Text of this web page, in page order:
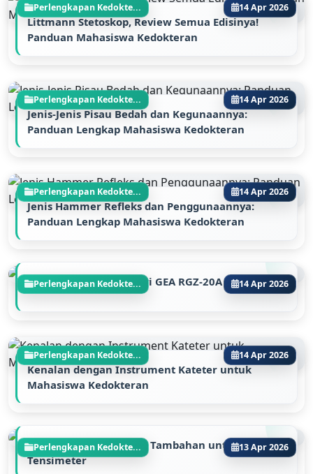
Perlengkapan Kedokte... 14 Apr 2026
Littmann Stetoskop, Review Semua Edisinya!
Panduan Mahasiswa Kedokteran
Perlengkapan Kedokte... 14 Apr 2026
Jenis-Jenis Pisau Bedah dan Kegunaannya:
Panduan Lengkap Mahasiswa Kedokteran
Perlengkapan Kedokte... 14 Apr 2026
Jenis Hammer Refleks dan Penggunaannya:
Panduan Lengkap Mahasiswa Kedokteran
Perlengkapan Kedokte... 14 Apr 2026
Review Timbangan Bayi GEA RGZ-20A
Perlengkapan Kedokte... 14 Apr 2026
Kenalan dengan Instrument Kateter untuk
Mahasiswa Kedokteran
Perlengkapan Kedokte... 13 Apr 2026
Jenis-Jenis Tipe Manset Tambahan untuk
Tensimeter